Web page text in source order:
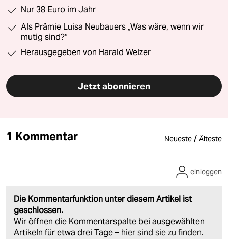
Nur 38 Euro im Jahr
Als Prämie Luisa Neubauers „Was wäre, wenn wir
mutig sind?“
Herausgegeben von Harald Welzer
Jetzt abonnieren
1 Kommentar Neueste / Älteste
Die Kommentarfunktion unter diesem Artikel ist
geschlossen.
Wir öffnen die Kommentarspalte bei ausgewählten
Artikeln für etwa drei Tage – hier sind sie zu finden.
einloggen